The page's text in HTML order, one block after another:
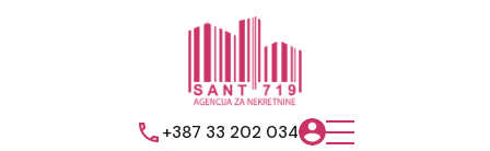
+387 33 202 034